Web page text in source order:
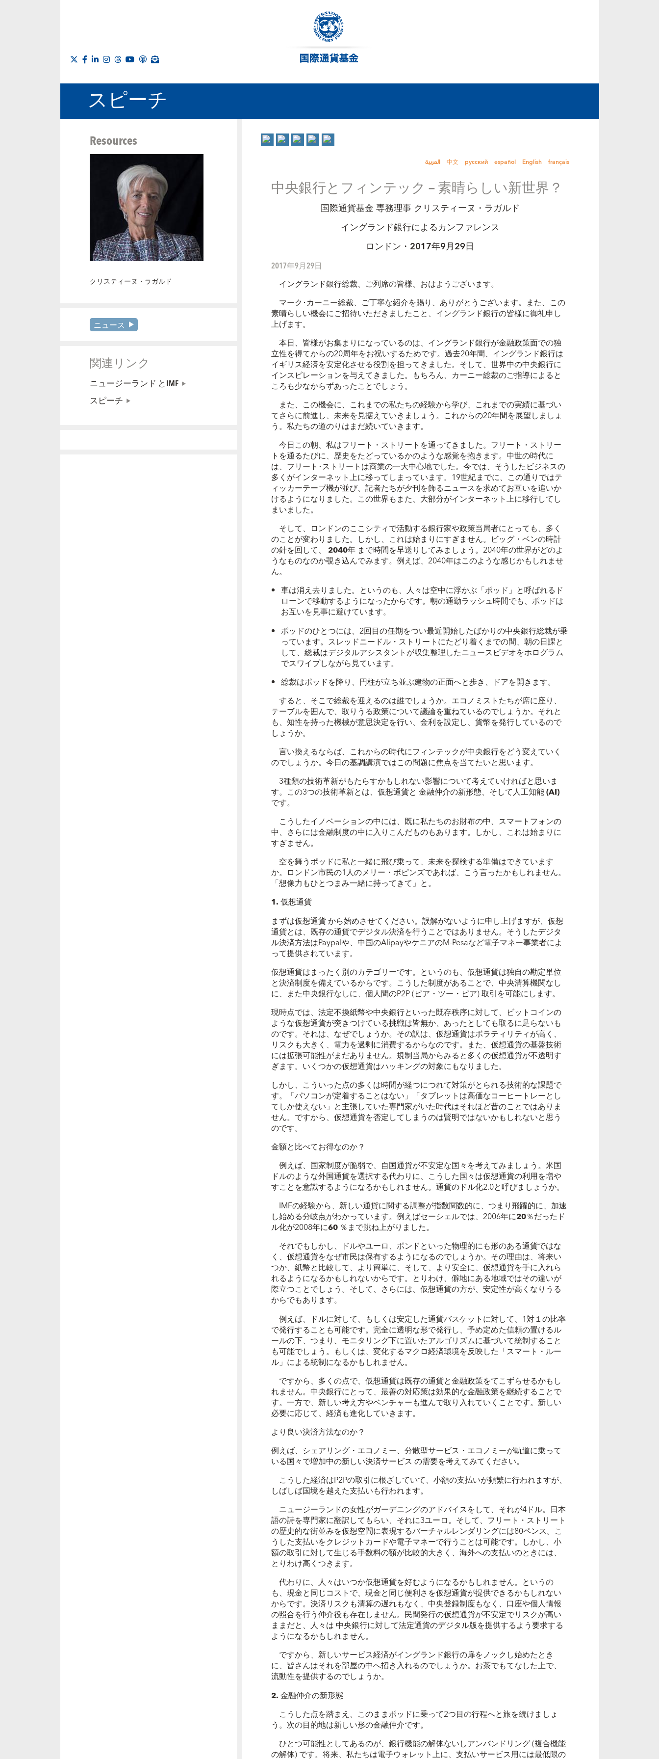
スピーチ
Resources
クリスティーヌ・ラガルド
ニュース
関連リンク
ニュージーランド とIMF
スピーチ
العربية 中文 русский español English français
中央銀行とフィンテック — 素晴らしい新世界？
国際通貨基金専務理事 クリスティーヌ・ラガルド
イングランド銀行によるカンファレンス
ロンドン・ 2017年9月29日
2017年9月29日
イングランド銀行総裁、ご列席の皆様、おはようございます。
マーク･カーニー総裁、ご丁寧な紹介を賜り、ありがとうございます。また、この
素晴らしい機会にご招待いただきましたこと、イングランド銀行の皆様に御礼申し
上げます。
本日、皆様がお集まりになっているのは、イングランド銀行が金融政策面での独
立性を得てからの20周年をお祝いするためです。過去20年間、イングランド銀行は
イギリス経済を安定化させる役割を担ってきました。そして、世界中の中央銀行に
インスピレーションを与えてきました。もちろん、カーニー総裁のご指導によると
ころも少なからずあったことでしょう。
また、この機会に、これまでの私たちの経験から学び、これまでの実績に基づい
てさらに前進し、未来を見据えていきましょう。これからの20年間を展望しましょ
う。私たちの道のりはまだ続いていきます。
今日この朝、私はフリート・ストリートを通ってきました。フリート・ストリー
トを通るたびに、歴史をたどっているかのような感覚を抱きます。中世の時代に
は、フリート･ストリートは商業の一大中心地でした。今では、そうしたビジネスの
多くがインターネット上に移ってしまっています。19世紀までに、この通りではテ
ィッカーテープ機が並び、記者たちが夕刊を飾るニュースを求めてお互いを追いか
けるようになりました。この世界もまた、大部分がインターネット上に移行してし
まいました。
そして、ロンドンのここシティで活動する銀行家や政策当局者にとっても、多く
のことが変わりました。しかし、これは始まりにすぎません。ビッグ・ベンの時計
の針を回して、 2040年まで時間を早送りしてみましょう。2040年の世界がどのよ
うなものなのか覗き込んでみます。例えば、2040年はこのような感じかもしれませ
ん。
車は消え去りました。というのも、人々は空中に浮かぶ「ポッド」と呼ばれるド
ローンで移動するようになったからです。朝の通勤ラッシュ時間でも、ポッドは
お互いを見事に避けています。
ポッドのひとつには、2回目の任期をつい最近開始したばかりの中央銀行総裁が乗
っています。スレッドニードル・ストリートにたどり着くまでの間、朝の日課と
して、総裁はデジタルアシスタントが収集整理したニュースビデオをホログラム
でスワイプしながら見ています。
総裁はポッドを降り、円柱が立ち並ぶ建物の正面へと歩き、ドアを開きます。
すると、そこで総裁を迎えるのは誰でしょうか。エコノミストたちが席に座り、
テーブルを囲んで、取りうる政策について議論を重ねているのでしょうか。それと
も、知性を持った機械が意思決定を行い、金利を設定し、貨幣を発行しているので
しょうか。
言い換えるならば、 これからの時代にフィンテックが中央銀行をどう変えていく
のでしょうか。今日の基調講演ではこの問題に焦点を当てたいと思います。
3種類の技術革新がもたらすかもしれない影響について考えていければと思いま
す。この3つの技術革新とは、 仮想通貨と 金融仲介の新形態、そして人工知能(AI)
です。
こうしたイノベーションの中には、既に私たちのお財布の中、スマートフォンの
中、さらには金融制度の中に入りこんだものもあります。しかし、これは始まりに
すぎません。
空を舞うポッドに私と一緒に飛び乗って、未来を探検する準備はできています
か。ロンドン市民の1人のメリー・ポピンズであれば、こう言ったかもしれません。
「想像力もひとつまみ一緒に持ってきて」と。
1.仮想通貨
まずは仮想通貨から始めさせてください。誤解がないように申し上げますが、仮想
通貨とは、既存の通貨でデジタル決済を行うことではありません。そうしたデジタ
ル決済方法はPaypalや、中国のAlipayやケニアのM-Pesaなど電子マネー事業者によ
って提供されています。
仮想通貨はまったく別のカテゴリーです。というのも、仮想通貨は独自の勘定単位
と決済制度を備えているからです。こうした制度があることで、中央清算機関なし
に、また中央銀行なしに、個人間のP2P (ピア・ツー・ピア) 取引を可能にします。
現時点では、法定不換紙幣や中央銀行といった既存秩序に対して、ビットコインの
ような仮想通貨が突きつけている挑戦は皆無か、あったとしても取るに足らないも
のです。それは、なぜでしょうか。その訳は、仮想通貨はボラティリティが高く、
リスクも大きく、電力を過剰に消費するからなのです。また、仮想通貨の基盤技術
には拡張可能性がまだありません。規制当局からみると多くの仮想通貨が不透明す
ぎます。いくつかの仮想通貨はハッキングの対象にもなりました。
しかし、こういった点の多くは時間が経つにつれて対策がとられる技術的な課題で
す。「パソコンが定着することはない」「タブレットは高価なコーヒートレーとし
てしか使えない」と主張していた専門家がいた時代はそれほど昔のことではありま
せん。ですから、仮想通貨を否定してしまうのは賢明ではないかもしれないと思う
のです。
金額と比べてお得なのか？
例えば、国家制度が脆弱で、自国通貨が不安定な国々を考えてみましょう。米国
ドルのような外国通貨を選択する代わりに、こうした国々は仮想通貨の利用を増や
すことを意識するようになるかもしれません。通貨のドル化2.0と呼びましょうか。
IMFの経験から、新しい通貨に関する調整が指数関数的に、つまり飛躍的に、加速
し始める分岐点がわかっています。例えばセーシェルでは、2006年に20％だったド
ル化が2008年に60 ％まで跳ね上がりました。
それでもしかし、ドルやユーロ、ポンドといった物理的にも形のある通貨ではな
く、仮想通貨をなぜ市民は保有するようになるのでしょうか。その理由は、将来い
つか、紙幣と比較して、より簡単に、そして、より安全に、仮想通貨を手に入れら
れるようになるかもしれないからです。とりわけ、僻地にある地域ではその違いが
際立つことでしょう。そして、さらには、仮想通貨の方が、安定性が高くなりうる
からでもあります。
例えば、ドルに対して、もしくは安定した通貨バスケットに対して、1対１の比率
で発行することも可能です。完全に透明な形で発行し、予め定めた信頼の置けるル
ールの下、つまり、モニタリング下に置いたアルゴリズムに基づいて統制すること
も可能でしょう。もしくは、変化するマクロ経済環境を反映した「スマート・ルー
ル」による統制になるかもしれません。
ですから、多くの点で、仮想通貨は既存の通貨と金融政策をてこずらせるかもし
れません。中央銀行にとって、最善の対応策は効果的な金融政策を継続することで
す。一方で、新しい考え方やベンチャーも進んで取り入れていくことです。新しい
必要に応じて、経済も進化していきます。
より良い決済方法なのか？
例えば、シェアリング・エコノミー、分散型サービス・エコノミーが軌道に乗って
いる国々で増加中の新しい決済サービス の需要を考えてみてください。
こうした経済はP2Pの取引に根ざしていて、小額の支払いが頻繁に行われますが、
しばしば国境を越えた支払いも行われます。
ニュージーランドの女性がガーデニングのアドバイスをして、それが4ドル。日本
語の詩を専門家に翻訳してもらい、それに3ユーロ。そして、フリート・ストリート
の歴史的な街並みを仮想空間に表現するバーチャルレンダリングには80ペンス。こ
うした支払いをクレジットカードや電子マネーで行うことは可能です。しかし、小
額の取引に対して生じる手数料の額が比較的大きく、海外への支払いのときには、
とりわけ高くつきます。
代わりに、人々はいつか仮想通貨を好むようになるかもしれません。というの
も、現金と同じコストで、現金と同じ便利さを仮想通貨が提供できるかもしれない
からです。決済リスクも清算の遅れもなく、中央登録制度もなく、口座や個人情報
の照合を行う仲介役も存在しません。民間発行の仮想通貨が不安定でリスクが高い
ままだと、人々は中央銀行に対して法定通貨のデジタル版を提供するよう要求する
ようになるかもしれません。
ですから、新しいサービス経済がイングランド銀行の扉をノックし始めたとき
に、皆さんはそれを部屋の中へ招き入れるのでしょうか。お茶でもてなした上で、
流動性を提供するのでしょうか。
2.金融仲介の新形態
こうした点を踏まえ、このままポッドに乗って2つ目の行程へと旅を続けましょ
う。次の目的地は新しい形の金融仲介です。
ひとつ可能性としてあるのが、銀行機能の解体ないしアンバンドリング (複合機能
の解体) です。将来、私たちは電子ウォレット上に、支払いサービス用には最低限の